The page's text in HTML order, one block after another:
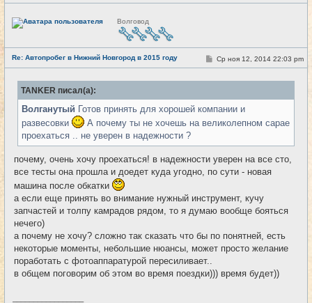
Н
е
е
т
и
Волговод
Re: Автопробег в Нижний Новгород в 2015 году #14
С
о
б
е
н
е
Ср ноя 12, 2014 22:03 pm
TANKER писал(а):
Волганутый Готов принять для хорошей компании и
развесовки
А почему ты не хочешь на великолепном сарае
проехаться .. не уверен в надежности ?
почему, очень хочу проехаться! в надежности уверен на все сто,
все тесты она прошла и доедет куда угодно, по сути - новая
машина после обкатки
а если еще принять во внимание нужный инструмент, кучу
запчастей и толпу камрадов рядом, то я думаю вообще бояться
нечего)
а почему не хочу? сложно так сказать что бы по понятней, есть
некоторые моменты, небольшие нюансы, может просто желание
поработать с фотоаппаратурой пересиливает..
в общем поговорим об этом во время поездки))) время будет))